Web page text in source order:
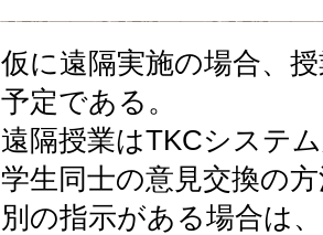
仮に遠隔実施の場合、
予定である。
遠隔授業はTKCシステ
学生同士の意見交換の
別の指示がある場合は